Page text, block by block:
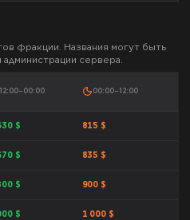
фракции. Названия могут быть
сервера.
00:00–12:00
$ 815 $
$ 835 $
$ 900 $
$ 1 000 $